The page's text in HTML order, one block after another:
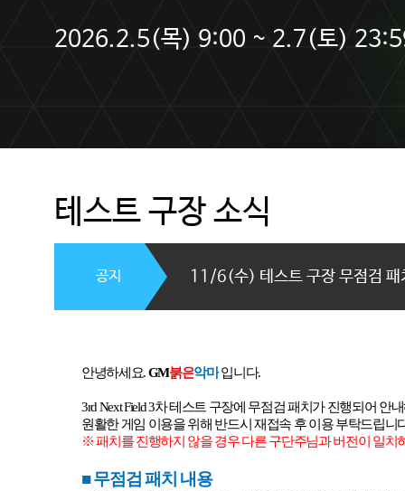
2026.2.5(목) 9:00 ~ 2.7(토)
테스트 구장 소식
11/6(수) 테스트 구장 무점검 패
공지
안녕하세요.GM붉은악마 입니다.
3rd Next Field 3차 테스트 구장에 무점검 패치가 진행되어 안
원활한 게임 이용을 위해 반드시 재접속 후 이용 부탁드립니
※ 패치를 진행하지 않을 경우 다른 구단주님과 버전이 일치
■ 무점검 패치 내용